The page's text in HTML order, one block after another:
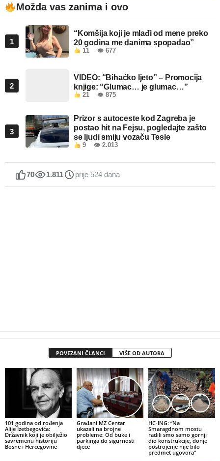
Možda vas zanima i ovo
1
“Komšija koji je mlađi od mene preko
20 godina me danima spopadao”
11 👁 677
2
VIDEO: “Bihaćko ljeto” – Promocija
knjige: “Glumac… je glumac…”
21 👁 875
3
Prizor s autoceste kod Zagreba je
postao hit na Fejsu, pogledajte zašto
se ljudi smiju vozaču Tesle
9 👁 2.013
70 1.811 prije 524 dana
POVEZANI ČLANCI VIŠE OD AUTORA
101 godina od rođenja
Alije Izetbegovića:
Državnik koji je obilježio
savremenu historiju
Bosne i Hercegovine
Građani MZ Centar
ukazali na brojne
probleme: Od buke i
parkinga do sigurnosti
djece
HC-ING: “Na
Smaragdnom mostu
radili smo samo gornji
dio konstrukcije, donje
postrojenje nije bilo
predmet ugovora”